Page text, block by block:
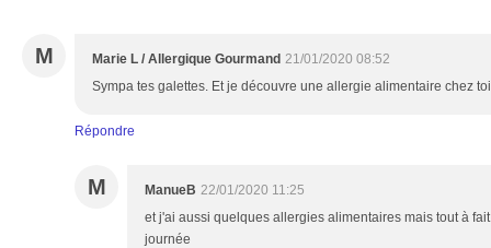
M Marie L / Allergique Gourmand 21/01/2020 08:52
Sympa tes galettes. Et je découvre une allergie alimentaire chez
Répondre
M ManueB 22/01/2020 11:25
et j'ai aussi quelques allergies alimentaires mais tout à
journée